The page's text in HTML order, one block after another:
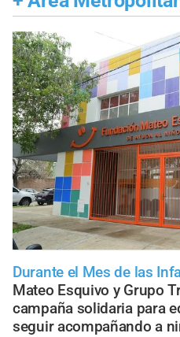
Durante el Mes de las
Mateo Esquivo y Grupo
campaña solidaria para
seguir acompañando a